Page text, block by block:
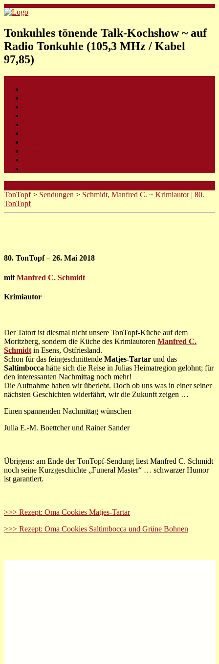
Tonkuhles tönende Talk-Kochshow ~ auf
Radio Tonkuhle (105,3 MHz / Kabel
97,85)
TonTopf> Sendungen > Schmidt, Manfred C. ~ Krimiautor | 80.
TonTopf
80. TonTopf – 26. Mai 2018
mit Manfred C. Schmidt
Krimiautor
Der Tatort ist diesmal nicht unsere TonTopf-Küche auf dem
Moritzberg, sondern die Küche des Krimiautoren Manfred C.
Schmidt in Esens, Ostfriesland.
Schon für das feingeschnittende Matjes-Tartar und das
Saltimbocca hätte sich die Reise in Julias Heimatregion gelohnt; für
den interessanten Nachmittag noch mehr!
Die Aufnahme haben wir überlebt. Doch ob uns was in einer seiner
nächsten Geschichten widerfährt, wir die Zukunft zeigen …
Einen spannenden Nachmittag wünschen
Julia E.-M. Boettcher und Rainer Sander
Übrigens: am Ende der TonTopf-Sendung liest Manfred C. Schmidt
noch seine Kurzgeschichte „Funeral Master“ … schwarzer Humor
ist garantiert.
>>> Rezept: Oma Cookies Matjes-Tartar
>>> Rezept: Oma Cookies Saltimbocca und Grüne Bohnen